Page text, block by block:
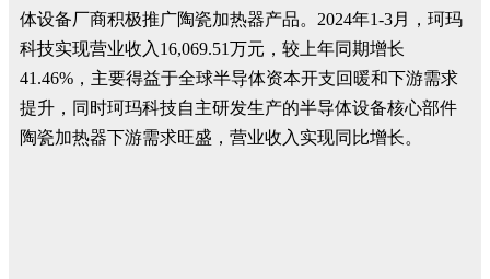
体设备厂商积极推广陶瓷加热器产品。2024年1-3月，珂玛
科技实现营业收入16,069.51万元，较上年同期增长
41.46%，主要得益于全球半导体资本开支回暖和下游需求
提升，同时珂玛科技自主研发生产的半导体设备核心部件
陶瓷加热器下游需求旺盛，营业收入实现同比增长。